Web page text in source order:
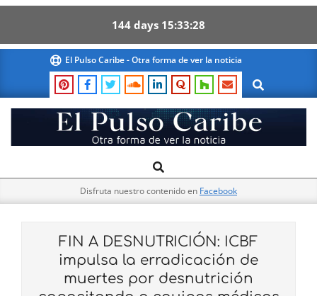
144 days 15 33 27
content
El Pulso Caribe - Otra forma de ver la noticia
Search
El
Pulso
Navigation
Search
Disfruta nuestro contenido en Facebook
FIN A DESNUTRICIÓN: ICBF
impulsa la erradicación de
muertes por desnutrición